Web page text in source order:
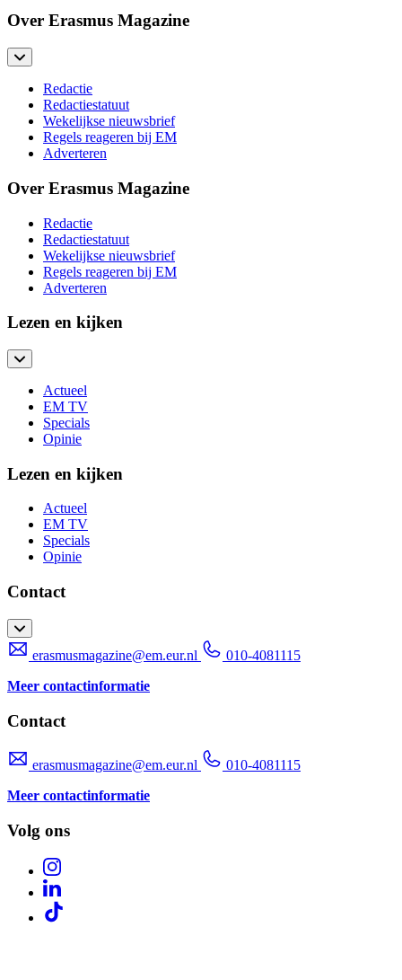
Over Erasmus Magazine
Redactie
Redactiestatuut
Wekelijkse nieuwsbrief
Regels reageren bij EM
Adverteren
Over Erasmus Magazine
Redactie
Redactiestatuut
Wekelijkse nieuwsbrief
Regels reageren bij EM
Adverteren
Lezen en kijken
Actueel
EM TV
Specials
Opinie
Lezen en kijken
Actueel
EM TV
Specials
Opinie
Contact
erasmusmagazine@em.eur.nl
010-4081115
Meer contactinformatie
Contact
erasmusmagazine@em.eur.nl
010-4081115
Meer contactinformatie
Volg ons